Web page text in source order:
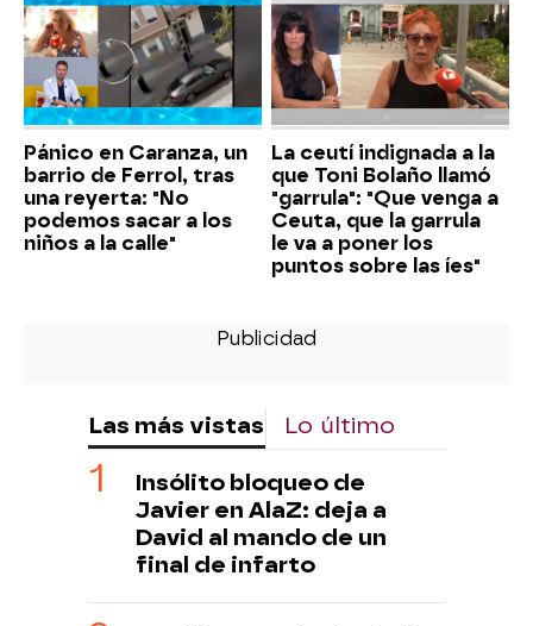
Pánico en Caranza, un
barrio de Ferrol, tras
una reyerta: "No
podemos sacar a los
niños a la calle"
La ceutí indignada a la
que Toni Bolaño llamó
"garrula": "Que venga a
Ceuta, que la garrula
le va a poner los
puntos sobre las íes"
Las más vistas Lo último
Insólito bloqueo de
Javier en AlaZ: deja a
David al mando de un
final de infarto